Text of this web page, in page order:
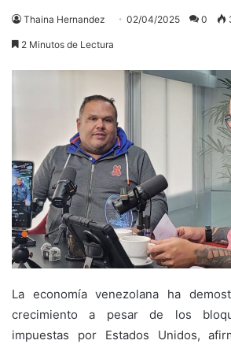
Thaina Hernandez 02/04/2025 0
2 Minutos de Lectura
La economía venezolana ha
crecimiento a pesar de los
impuestas por Estados Unidos,